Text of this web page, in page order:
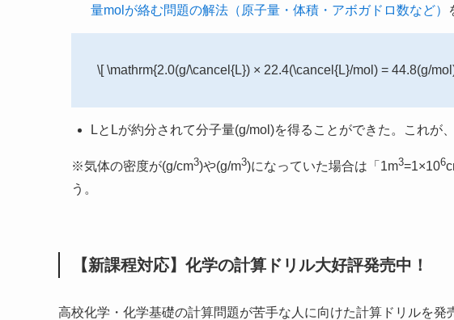
量molが絡む問題の解法（原子量・体積・アボガドロ数など）
\[ \mathrm{2.0(g/\cancel{L}) × 22.4(\cancel{L}/mol) = 44.8(g/
LとLが約分されて分子量(g/mol)を得ることができた。これが
※気体の密度が(g/cm3)や(g/m3)になっていた場合は「1m3=1×106
う。
【新課程対応】化学の計算ドリル大好評発売中！
高校化学・化学基礎の計算問題が苦手な人に向けた計算ドリルを